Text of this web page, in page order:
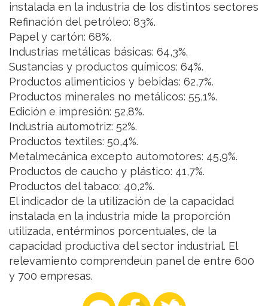
instalada en la industria de los distintos sectores
Refinación del petróleo: 83%.
Papel y cartón: 68%.
Industrias metálicas básicas: 64,3%.
Sustancias y productos químicos: 64%.
Productos alimenticios y bebidas: 62,7%.
Productos minerales no metálicos: 55,1%.
Edición e impresión: 52,8%.
Industria automotriz: 52%.
Productos textiles: 50,4%.
Metalmecánica excepto automotores: 45,9%.
Productos de caucho y plástico: 41,7%.
Productos del tabaco: 40,2%.
El indicador de la utilización de la capacidad
instalada en la industria mide la proporción
utilizada, entérminos porcentuales, de la
capacidad productiva del sector industrial. El
relevamiento comprendeun panel de entre 600
y 700 empresas.